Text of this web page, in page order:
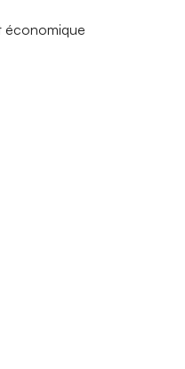
économique